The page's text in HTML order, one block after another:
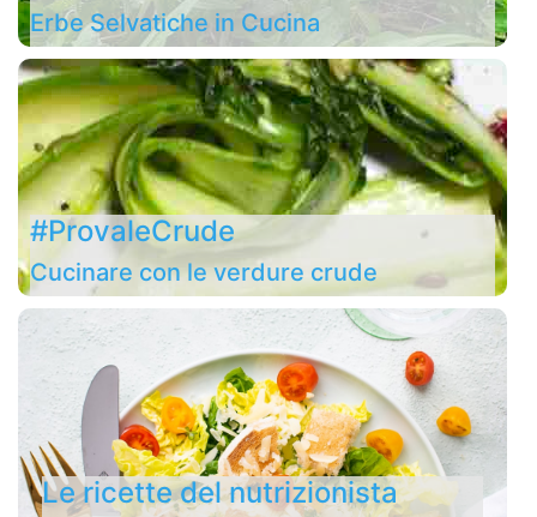
Erbe Selvatiche in Cucina
#ProvaleCrude
Cucinare con le verdure crude
Le ricette del nutrizionista